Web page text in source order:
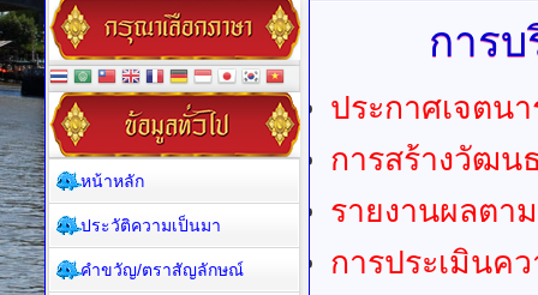
การ
ประกาศเจตน
การสร้างวัฒน
รายงานผลตา
การประเมินค
หน้าหลัก
ประวัติความเป็นมา
คำขวัญ/ตราสัญลักษณ์